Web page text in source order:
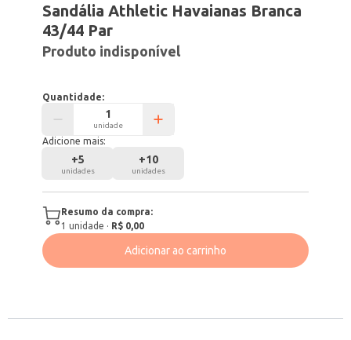
Sandália Athletic Havaianas Branca
43/44 Par
Produto indisponível
Quantidade:
unidade
Adicione mais:
+5
unidades
+10
unidades
Resumo da compra:
1 unidade · R$ 0,00
Adicionar ao carrinho